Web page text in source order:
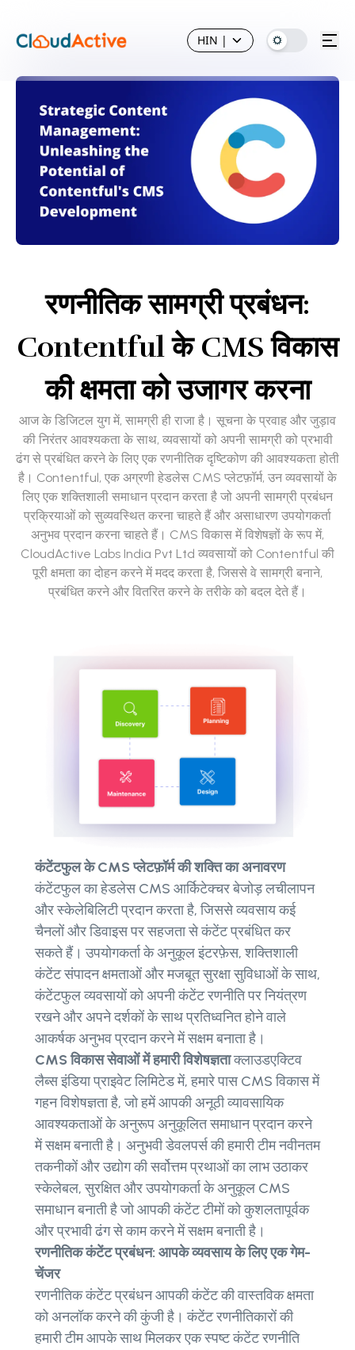
HIN |
रणनीतिक सामग्री प्रबंधन:
Contentful के CMS विकास
की क्षमता को उजागर करना
आज के डिजिटल युग में, सामग्री ही राजा है। सूचना के प्रवाह और जुड़ाव
की निरंतर आवश्यकता के साथ, व्यवसायों को अपनी सामग्री को प्रभावी
ढंग से प्रबंधित करने के लिए एक रणनीतिक दृष्टिकोण की आवश्यकता होती
है। Contentful, एक अग्रणी हेडलेस CMS प्लेटफ़ॉर्म, उन व्यवसायों के
लिए एक शक्तिशाली समाधान प्रदान करता है जो अपनी सामग्री प्रबंधन
प्रक्रियाओं को सुव्यवस्थित करना चाहते हैं और असाधारण उपयोगकर्ता
अनुभव प्रदान करना चाहते हैं। CMS विकास में विशेषज्ञों के रूप में,
CloudActive Labs India Pvt Ltd व्यवसायों को Contentful की
पूरी क्षमता का दोहन करने में मदद करता है, जिससे वे सामग्री बनाने,
प्रबंधित करने और वितरित करने के तरीके को बदल देते हैं।
कंटेंटफुल के CMS प्लेटफ़ॉर्म की शक्ति का अनावरण
कंटेंटफुल का हेडलेस CMS आर्किटेक्चर बेजोड़ लचीलापन
और स्केलेबिलिटी प्रदान करता है, जिससे व्यवसाय कई
चैनलों और डिवाइस पर सहजता से कंटेंट प्रबंधित कर
सकते हैं। उपयोगकर्ता के अनुकूल इंटरफ़ेस, शक्तिशाली
कंटेंट संपादन क्षमताओं और मजबूत सुरक्षा सुविधाओं के साथ,
कंटेंटफुल व्यवसायों को अपनी कंटेंट रणनीति पर नियंत्रण
रखने और अपने दर्शकों के साथ प्रतिध्वनित होने वाले
आकर्षक अनुभव प्रदान करने में सक्षम बनाता है।
CMS विकास सेवाओं में हमारी विशेषज्ञताक्लाउडएक्टिव
लैब्स इंडिया प्राइवेट लिमिटेड में, हमारे पास CMS विकास में
गहन विशेषज्ञता है, जो हमें आपकी अनूठी व्यावसायिक
आवश्यकताओं के अनुरूप अनुकूलित समाधान प्रदान करने
में सक्षम बनाती है। अनुभवी डेवलपर्स की हमारी टीम नवीनतम
तकनीकों और उद्योग की सर्वोत्तम प्रथाओं का लाभ उठाकर
स्केलेबल, सुरक्षित और उपयोगकर्ता के अनुकूल CMS
समाधान बनाती है जो आपकी कंटेंट टीमों को कुशलतापूर्वक
और प्रभावी ढंग से काम करने में सक्षम बनाती है।
रणनीतिक कंटेंट प्रबंधन: आपके व्यवसाय के लिए एक गेम-
चेंजर
रणनीतिक कंटेंट प्रबंधन आपकी कंटेंट की वास्तविक क्षमता
को अनलॉक करने की कुंजी है। कंटेंट रणनीतिकारों की
हमारी टीम आपके साथ मिलकर एक स्पष्ट कंटेंट रणनीति